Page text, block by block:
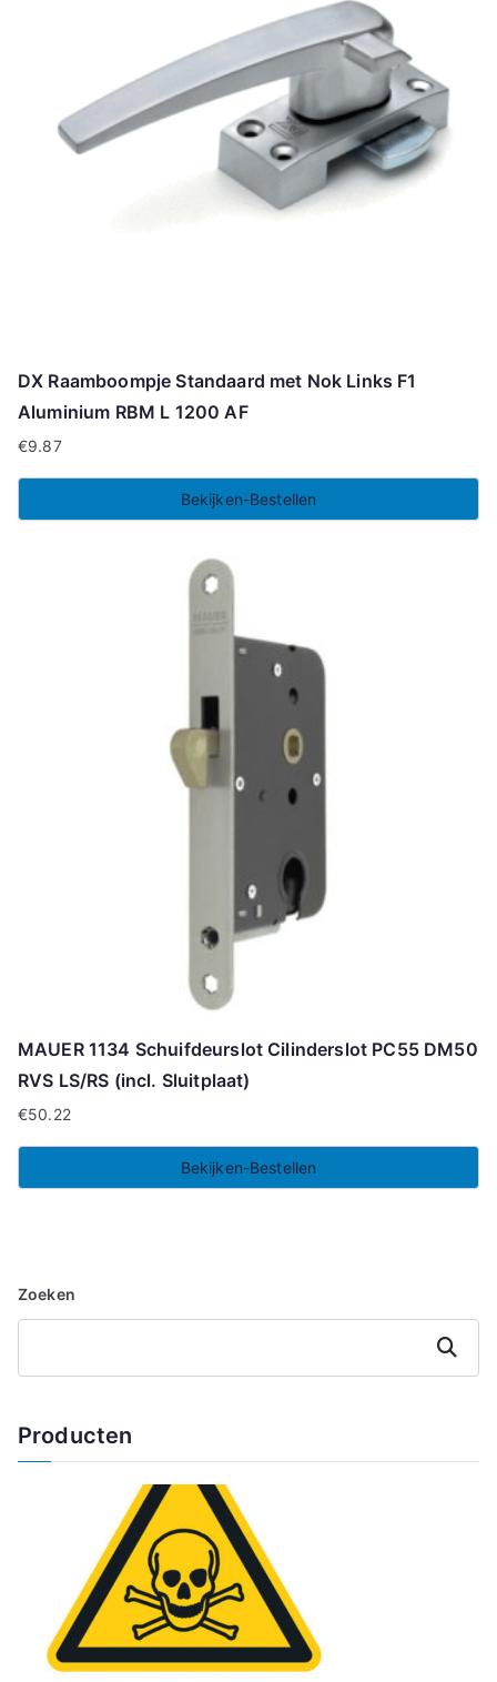
DX Raamboompje Standaard met Nok Links F1
Aluminium RBM L 1200 AF
€9.87
Bekijken-Bestellen
MAUER 1134 Schuifdeurslot Cilinderslot PC55 DM50
RVS LS/RS (incl. Sluitplaat)
€50.22
Bekijken-Bestellen
Zoeken
Zoeken
Producten